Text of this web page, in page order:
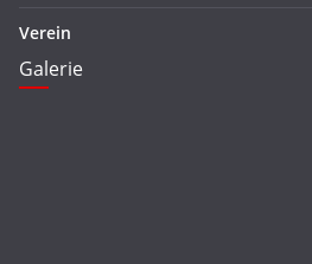
Verein
Galerie